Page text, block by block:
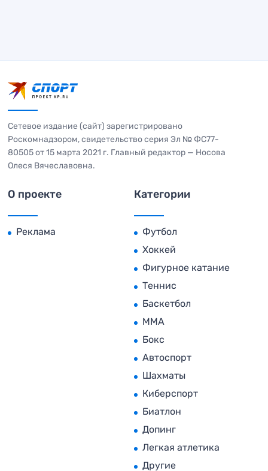
Сетевое издание (сайт) зарегистрировано
Роскомнадзором, свидетельство серия Эл № ФС77-
80505 от 15 марта 2021 г. Главный редактор — Носова
Олеся Вячеславовна.
О проекте
Реклама
Категории
Футбол
Хоккей
Фигурное катание
Теннис
Баскетбол
MMA
Бокс
Автоспорт
Шахматы
Киберспорт
Биатлон
Допинг
Легкая атлетика
Другие